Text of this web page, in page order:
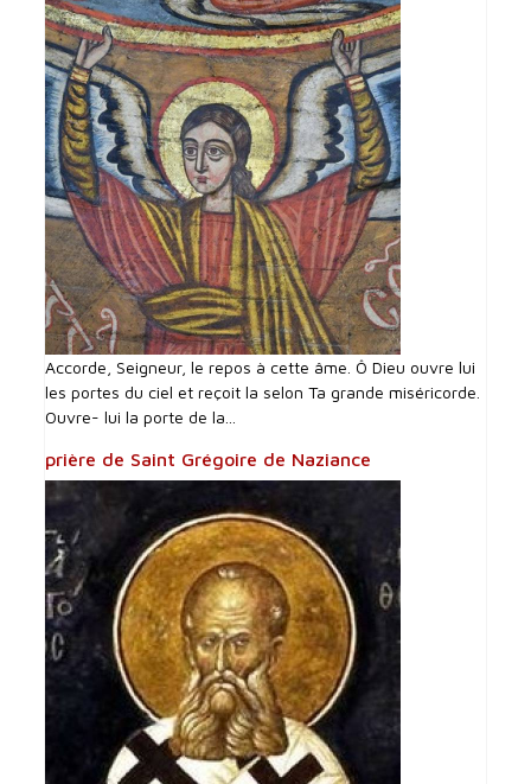
Accorde, Seigneur, le repos à cette âme. Ô Dieu ouvre lui
les portes du ciel et reçoit la selon Ta grande miséricorde.
Ouvre- lui la porte de la...
prière de Saint Grégoire de Naziance